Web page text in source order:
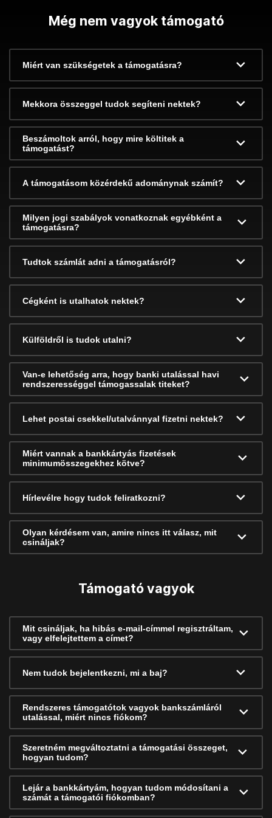
Még nem vagyok támogató
Miért van szükségetek a támogatásra?
Mekkora összeggel tudok segíteni nektek?
Beszámoltok arról, hogy mire költitek a
támogatást?
A támogatásom közérdekű adománynak számít?
Milyen jogi szabályok vonatkoznak egyébként a
támogatásra?
Tudtok számlát adni a támogatásról?
Cégként is utalhatok nektek?
Külföldről is tudok utalni?
Van-e lehetőség arra, hogy banki utalással havi
rendszerességgel támogassalak titeket?
Lehet postai csekkel/utalvánnyal fizetni nektek?
Miért vannak a bankkártyás fizetések
minimumösszegekhez kötve?
Hírlevélre hogy tudok feliratkozni?
Olyan kérdésem van, amire nincs itt válasz, mit
csináljak?
Támogató vagyok
Mit csináljak, ha hibás e-mail-címmel regisztráltam,
vagy elfelejtettem a címet?
Nem tudok bejelentkezni, mi a baj?
Rendszeres támogatótok vagyok bankszámláról
utalással, miért nincs fiókom?
Szeretném megváltoztatni a támogatási összeget,
hogyan tudom?
Lejár a bankkártyám, hogyan tudom módosítani a
számát a támogatói fiókomban?